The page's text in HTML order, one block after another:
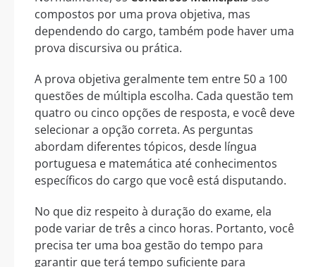
compostos por uma prova objetiva, mas
dependendo do cargo, também pode haver uma
prova discursiva ou prática.
A prova objetiva geralmente tem entre 50 a 100
questões de múltipla escolha. Cada questão tem
quatro ou cinco opções de resposta, e você deve
selecionar a opção correta. As perguntas
abordam diferentes tópicos, desde língua
portuguesa e matemática até conhecimentos
específicos do cargo que você está disputando.
No que diz respeito à duração do exame, ela
pode variar de três a cinco horas. Portanto, você
precisa ter uma boa gestão do tempo para
garantir que terá tempo suficiente para